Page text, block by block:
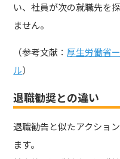
い、社員が次の就職先を
ません。
（参考文献： 厚生労働省
ル）
退職勧奨との違い
退職勧告と似たアクショ
ます。